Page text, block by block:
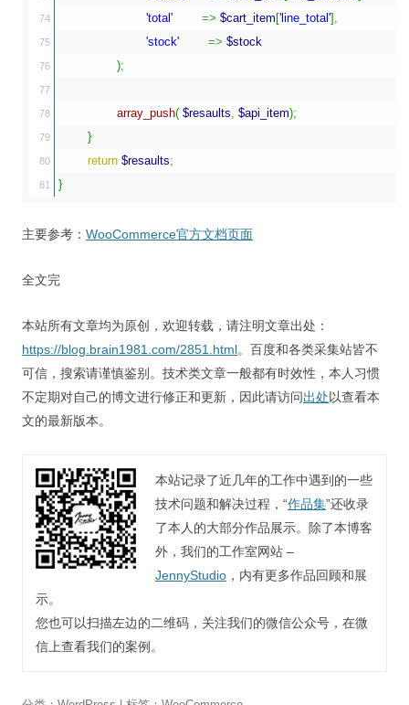
74
75
76
77
78
79
80
'total'
=> $cart_item ['line_total'] ,
'stock'
=> $stock
);
array_push( $resaults, $api_item);
}
return $resaults;
}
主要参考： WooCommerce官方文档页面
全文完
本站所有文章均为原创，欢迎转载，请注明文章出处：
https://blog.brain1981.com/2851.html。百度和各类采集站皆不
可信，搜索请谨慎鉴别。技术类文章一般都有时效性，本人习惯
不定期对自己的博文进行修正和更新，因此请访问出处以查看本
文的最新版本。
本站记录了近几年的工作中遇到的一些
技术问题和解决过程，“作品集”还收录
了本人的大部分作品展示。除了本博客
外，我们的工作室网站 –
JennyStudio ，内有更多作品回顾和展
示。
您也可以扫描左边的二维码，关注我们的微信公众号，在微
信上查看我们的案例。